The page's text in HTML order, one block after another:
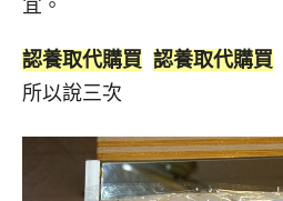
宜。
認養取代購買 認養取代購買
所以說三次